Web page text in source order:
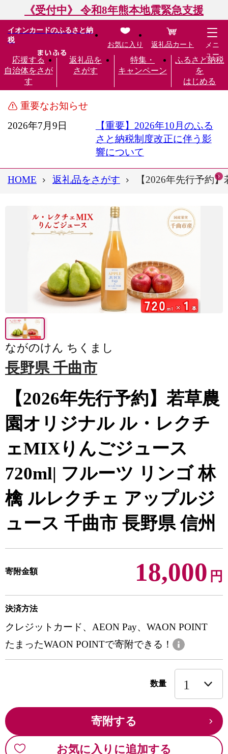
《受付中》 令和8年熊本地震緊急支援
イオンカードのふるさと納
税
応援する
自治体をさが
す
返礼品を
さがす
特集・
キャンペーン
ふるさと納税
を
はじめる
お気に入り 返礼品カート
メニ
ュー
重要なお知らせ
2026年7月9日
【重要】2026年10月のふる
さと納税制度改正に伴う影
響について
HOME 返礼品をさがす 【2026年先行予約
ながのけん ちくまし
長野県 千曲市
【2026年先行予約】若草農
園オリジナル ル・レクチ
ェMIXりんごジュース
720ml| フルーツ リンゴ 林
檎 ルレクチェ アップルジ
ュース 千曲市 長野県 信州
寄附金額 18,000 円
決済方法
クレジットカード、AEON Pay、WAON POINT
たまったWAON POINTで寄附できる！
数量
寄附する
お気に入りに追加する